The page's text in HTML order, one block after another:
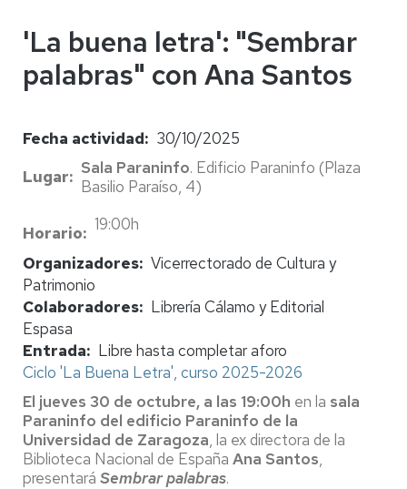
'La buena letra': "Sembrar
palabras" con Ana Santos
Fecha actividad
30/10/2025
Lugar
Sala Paraninfo. Edificio Paraninfo (Plaza
Basilio Paraíso, 4)
Horario
19:00h
Organizadores Vicerrectorado de Cultura y
Patrimonio
Colaboradores
Librería Cálamo y Editorial
Espasa
Entrada
Libre hasta completar aforo
Ciclo 'La Buena Letra', curso 2025-2026
El jueves 30 de octubre, a las 19:00h en la sala
Paraninfo del edificio Paraninfo de la
Universidad de Zaragoza, la ex directora de la
Biblioteca Nacional de España Ana Santos,
presentará Sembrar palabras.